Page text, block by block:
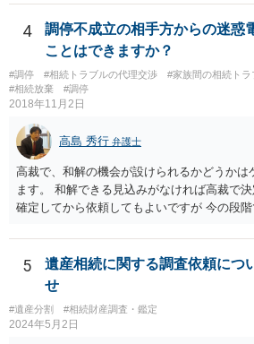
意に開示を求め、応じなければ「調査嘱託」
行等に照会をかけることになるでしょう。
でいなければ市役所ないし区役所に、お子
かる戸籍一式を揃えてもちこみ、「名寄せ」
分かると思います。遺産分割協議書の偽造等
てしまっている場合は、住所などに当たりを
すが、現代では、各々が自由に価格設定をし
はお示しできません。ただし、かつて日本弁
報酬基準を踏まえて価格設定している弁護士
ので、それが一応の目安となるでしょう。
4
調停不成立の相手方からの迷惑
ことはできますか？
#調停 #相続トラブルの代理交渉 #家族間の相続トラ
#相続放棄
#調停
2018年11月2日
高島 秀行 弁護士
高裁で、和解の機会が設けられるかどうかは
ます。 和解できる見込みがなければ高裁で
確定してから依頼してもよいですが 今の段
5
遺産相続に関する調査依頼につ
せ
#遺産分割 #相続財産調査・鑑定
2024年5月2日